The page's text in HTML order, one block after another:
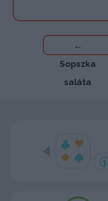
Bejegyzés
navigáció
←
Sopszka
saláta